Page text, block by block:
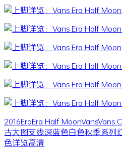
2016EraEra Half MoonVansVans
古大图支线深蓝色白色秋季系列
色详览高清